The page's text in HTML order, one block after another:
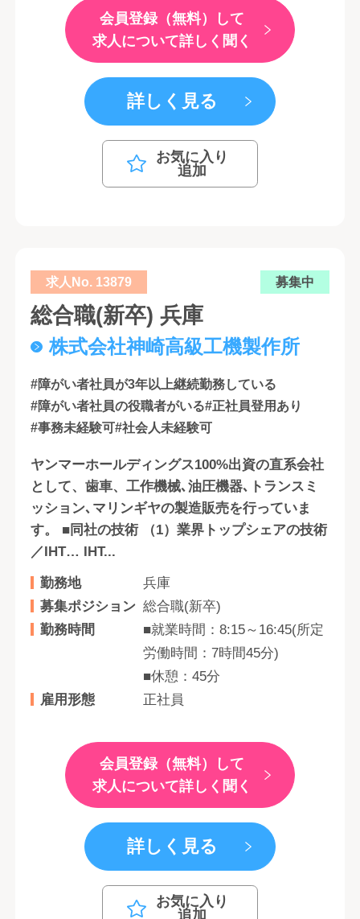
会員登録（無料）して
求人について詳しく聞く
詳しく見る
お気に入り
追加
求人No. 13879 募集中
総合職(新卒) 兵庫
株式会社神崎高級工機製作所
#障がい者社員が3年以上継続勤務している
#障がい者社員の役職者がいる#正社員登用あり
#事務未経験可#社会人未経験可
ヤンマーホールディングス100%出資の直系会社
として、歯車、工作機械､油圧機器､トランスミ
ッション､マリンギヤの製造販売を行っていま
す。 ■同社の技術 （1）業界トップシェアの技術
／IHT… IHT...
勤務地
兵庫
募集ポジション 総合職(新卒)
勤務時間
■就業時間：8:15～16:45(所定
労働時間：7時間45分)
■休憩：45分
雇用形態
正社員
会員登録（無料）して
求人について詳しく聞く
詳しく見る
お気に入り
追加